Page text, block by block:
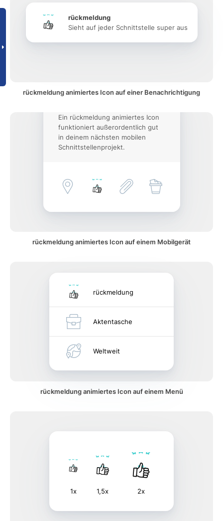
rückmeldung
Sieht auf jeder Schnittstelle super aus
rückmeldung animiertes Icon auf einer Benachrichtigung
Ein rückmeldung animiertes Icon
funktioniert außerordentlich gut
in deinem nächsten mobilen
Schnittstellenprojekt.
rückmeldung animiertes Icon auf einem Mobilgerät
rückmeldung
Aktentasche
Weltweit
rückmeldung animiertes Icon auf einem Menü
1x 1,5x 2x